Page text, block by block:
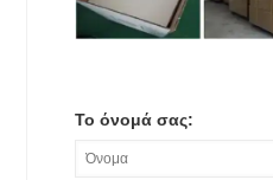
Το όνομά σας: